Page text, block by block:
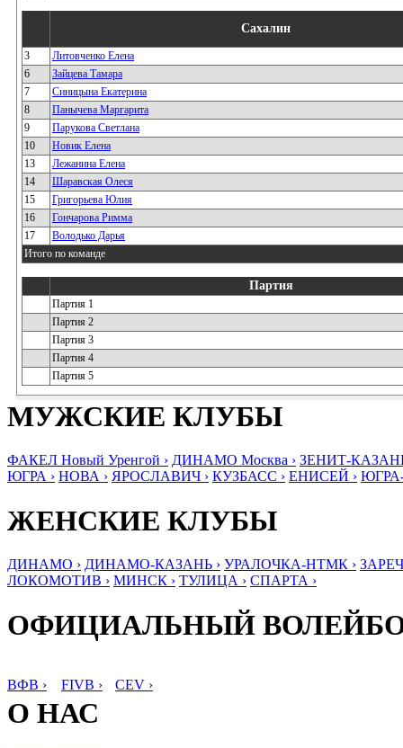
Сахалин
3
Литовченко Елена
6
Зайцева Тамара
7
Синицына Екатерина
8
Панычева Маргарита
9
Парукова Светлана
10
Новик Елена
13
Лежанина Елена
14
Шаравская Олеся
15
Григорьева Юлия
16
Гончарова Римма
17
Володько Дарья
Итого по команде
Партия
Партия 1
Партия 2
Партия 3
Партия 4
Партия 5
МУЖСКИЕ КЛУБЫ
ФАКЕЛ Новый Уренгой › ДИНАМО Москва › ЗЕНИТ-
ЮГРА › НОВА › ЯРОСЛАВИЧ › КУЗБАСС › ЕНИСЕЙ ›
ЖЕНСКИЕ КЛУБЫ
ДИНАМО › ДИНАМО-КАЗАНЬ › УРАЛОЧКА-НТМК ›
ЛОКОМОТИВ › МИНСК › ТУЛИЦА › СПАРТА ›
ОФИЦИАЛЬНЫЙ
ВФВ › FIVB › CEV ›
О НАС